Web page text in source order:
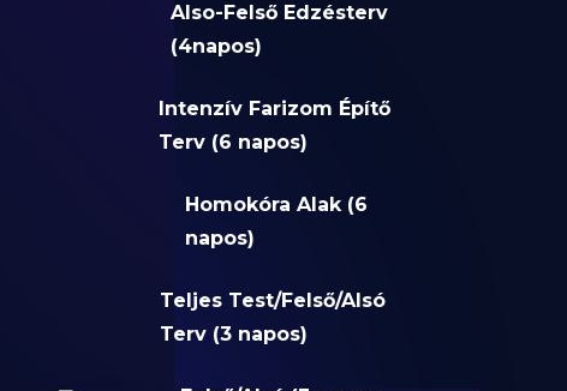
Also-Felső Edzésterv
(4napos)
Intenzív Farizom Építő
Terv (6 napos)
Homokóra Alak (6
napos)
Teljes Test/Felső/Alsó
Terv (3 napos)